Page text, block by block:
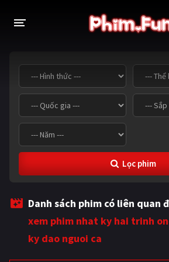
THỂ LOẠI
Thần thoại - Cổ trang Hành
Tâm lý Chiến
Võ thuật - Kiếm hiệp
Tội
Viễn tưởng Khoa
Hoạt hình
Tình cảm - Lãng mạn Kỳ ảo
Lọc phim
Danh sách phim có liên quan
xem phim nhat ky hai trinh
ky dao nguoi ca